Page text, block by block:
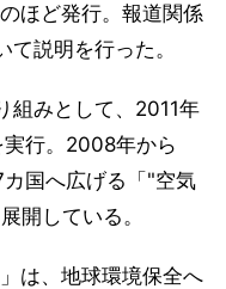
ほど発行。報道関係
説明を行った。
組みとして、2011年
行。2008年から
国へ広げる「"空気
開している。
は、地球環境保全へ